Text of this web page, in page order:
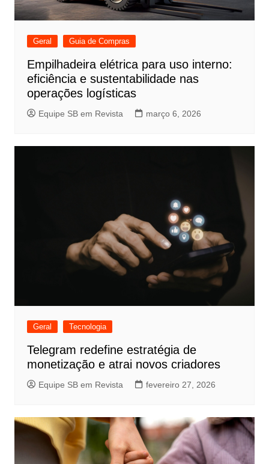
Geral Guia de Compras
Empilhadeira elétrica para uso interno:
eficiência e sustentabilidade nas
operações logísticas
Equipe SB em Revista março 6, 2026
Geral Tecnologia
Telegram redefine estratégia de
monetização e atrai novos criadores
Equipe SB em Revista fevereiro 27, 2026